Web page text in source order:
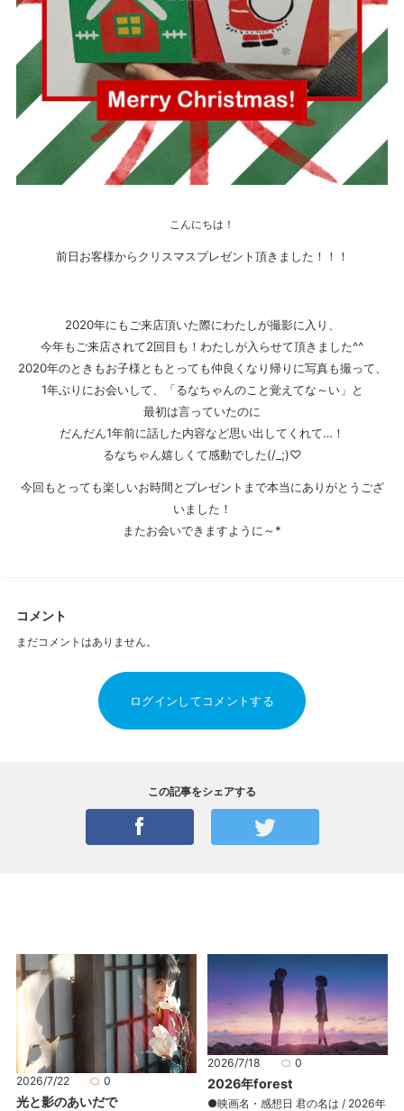
こんにちは！
前日お客様からクリスマスプレゼント頂きました！！！
2020年にもご来店頂いた際にわたしが撮影に入り、
今年もご来店されて2回目も！わたしが入らせて頂きました^^
2020年のときもお子様ともとっても仲良くなり帰りに写真も撮って、
1年ぶりにお会いして、「るなちゃんのこと覚えてな～い」と
最初は言っていたのに
だんだん1年前に話した内容など思い出してくれて…！
るなちゃん嬉しくて感動でした(/_;)♡
今回もとっても楽しいお時間とプレゼントまで本当にありがとうござ
いました！
またお会いできますように～*
コメント
まだコメントはありません。
ログインしてコメントする
この記事をシェアする
2026/7/22 0
光と影のあいだで
2026/7/18 0
2026年forest
●映画名・感想日 君の名は / 2026年